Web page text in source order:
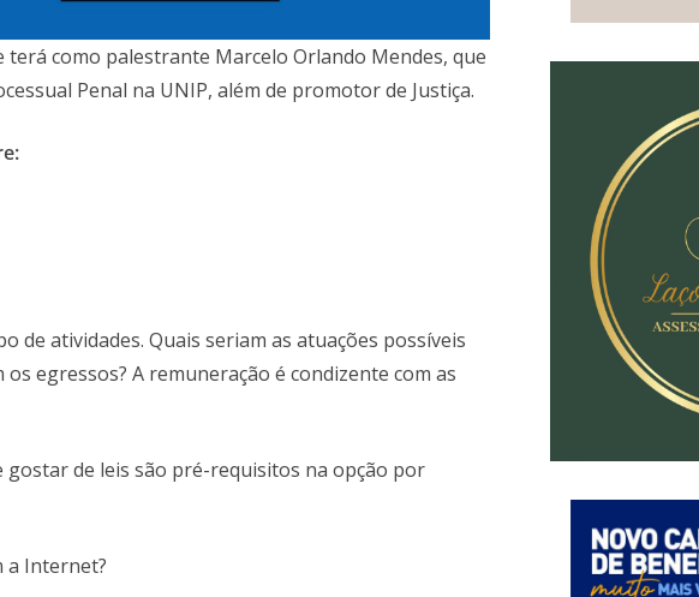
como palestrante Marcelo Orlando Mendes, que
Penal na UNIP, além de promotor de Justiça.
de atividades. Quais seriam as atuações possíveis
egressos? A remuneração é condizente com as
gostar de leis são pré-requisitos na opção por
a Internet?